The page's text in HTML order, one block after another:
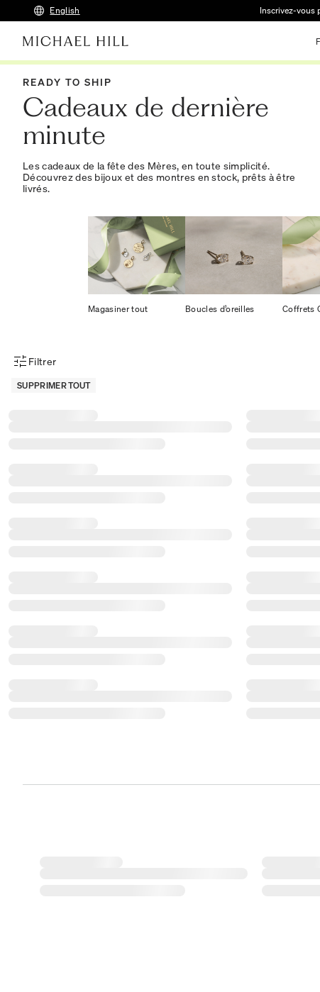
English Inscrivez-vous
READY TO SHIP
Cadeaux de dernière
minute
Les cadeaux de la fête des Mères, en toute simplicité.
Découvrez des bijoux et des montres en stock, prêts à être
livrés.
Magasiner tout Boucles d’oreilles Coffrets
Menu des filtres d'articles
Filtrer
SUPPRIMER TOUT